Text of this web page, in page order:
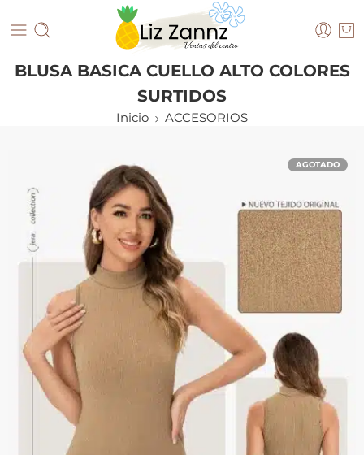
BLUSA BASICA CUELLO ALTO COLORES
SURTIDOS
Inicio ACCESORIOS
AGOTADO